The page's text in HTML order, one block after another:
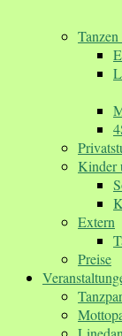
Kinder
Extern
Preise